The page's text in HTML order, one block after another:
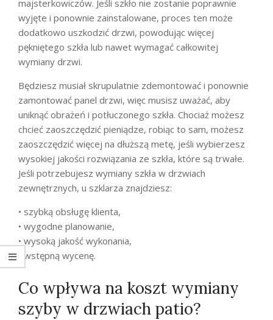
majsterkowiczów. Jeśli szkło nie zostanie poprawnie
wyjęte i ponownie zainstalowane, proces ten może
dodatkowo uszkodzić drzwi, powodując więcej
pękniętego szkła lub nawet wymagać całkowitej
wymiany drzwi.
Będziesz musiał skrupulatnie zdemontować i ponownie
zamontować panel drzwi, więc musisz uważać, aby
uniknąć obrażeń i potłuczonego szkła. Chociaż możesz
chcieć zaoszczędzić pieniądze, robiąc to sam, możesz
zaoszczędzić więcej na dłuższą metę, jeśli wybierzesz
wysokiej jakości rozwiązania ze szkła, które są trwałe.
Jeśli potrzebujesz wymiany szkła w drzwiach
zewnętrznych, u szklarza znajdziesz:
• szybką obsługę klienta,
• wygodne planowanie,
• wysoką jakość wykonania,
• wstępną wycenę.
Co wpływa na koszt wymiany
szyby w drzwiach patio?